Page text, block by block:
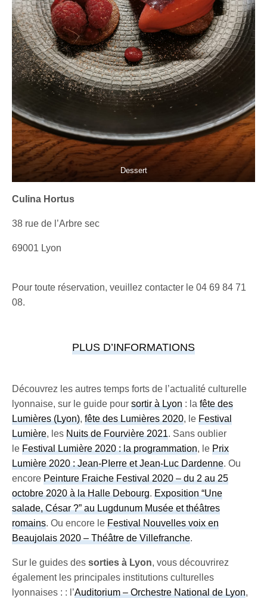
Dessert
Culina Hortus
38 rue de l’Arbre sec
69001 Lyon
Pour toute réservation, veuillez contacter le 04 69 84 71
08.
PLUS D’INFORMATIONS
Découvrez les autres temps forts de l’actualité culturelle
lyonnaise, sur le guide poursortir à Lyon : lafête des
Lumières (Lyon),fête des Lumières 2020, leFestival
Lumière, lesNuits de Fourvière 2021. Sans oublier
leFestival Lumière 2020 : la programmation, lePrix
Lumière 2020 : Jean-PIerre et Jean-Luc Dardenne. Ou
encorePeinture Fraiche Festival 2020 – du 2 au 25
octobre 2020 à la Halle Debourg.Exposition “Une
salade, César ?” au Lugdunum Musée et théâtres
romains. Ou encore leFestival Nouvelles voix en
Beaujolais 2020 – Théâtre de Villefranche.
Sur le guides des sorties à Lyon, vous découvrirez
également les principales institutions culturelles
lyonnaises : : l’Auditorium – Orchestre National de Lyon,